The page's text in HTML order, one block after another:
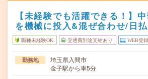
【未経験でも活躍できる！】
を機械に投入&混ぜ合わせ/日
職種未経験OK 交通費別途支給あり WEB登
勤務地
埼玉県入間市
金子駅から車5分